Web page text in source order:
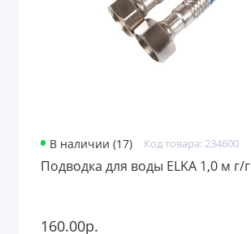
В наличии (17) Код товара: 234600
Подводка для воды ELKA 1,0 м г/г
160.00р.